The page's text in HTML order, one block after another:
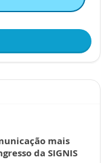
mais
da SIGNIS